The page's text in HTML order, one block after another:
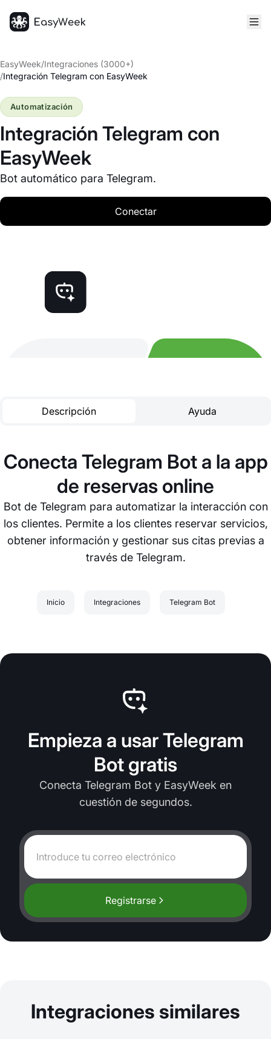
EasyWeek/Integraciones (3000+)
/Integración Telegram con EasyWeek
Integración Telegram con
EasyWeek
Bot automático para Telegram.
Automatización
Conectar
Descripción Ayuda
Conecta Telegram Bot a la app
de reservas online
Bot de Telegram para automatizar la interacción con
los clientes. Permite a los clientes reservar servicios,
obtener información y gestionar sus citas previas a
través de Telegram.
Inicio Integraciones Telegram Bot
Empieza a usar Telegram
Bot gratis
Conecta Telegram Bot y EasyWeek en
cuestión de segundos.
Registrarse
Integraciones similares